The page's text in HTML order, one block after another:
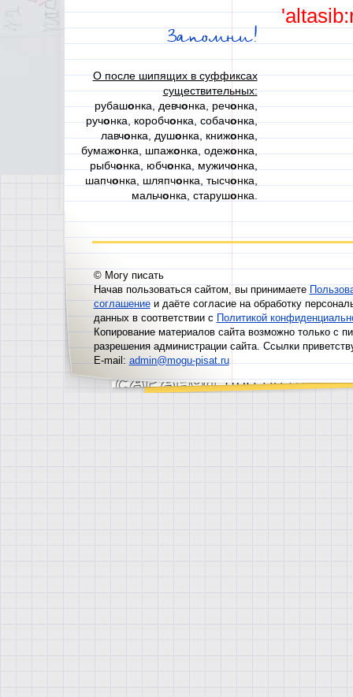
Запомни!
О после шипящих в суффиксах
существительных:
рубашонка, девчонка, речонка,
ручонка, коробчонка, собачонка,
лавчонка, душонка, книжонка,
бумажонка, шпажонка, одежонка,
рыбчонка, юбчонка, мужичонка,
шапчонка, шляпчонка, тысчонка,
мальчонка, старушонка.
© Могу писать
Начав пользоваться сайтом, вы принимаете
соглашениеи даёте согласие на обработку
данных в соответствии сПолитикой
Копирование материалов сайта возможно только с
разрешения администрации сайта. Ссылки
E-mail:admin@mogu-pisat.ru